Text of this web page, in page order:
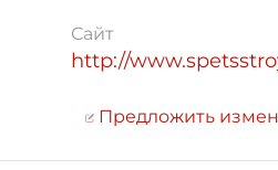
Сайт
http://
Предложить